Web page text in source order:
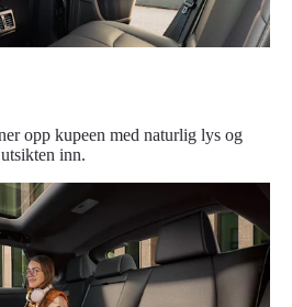
opp kupeen med naturlig lys og
inn.